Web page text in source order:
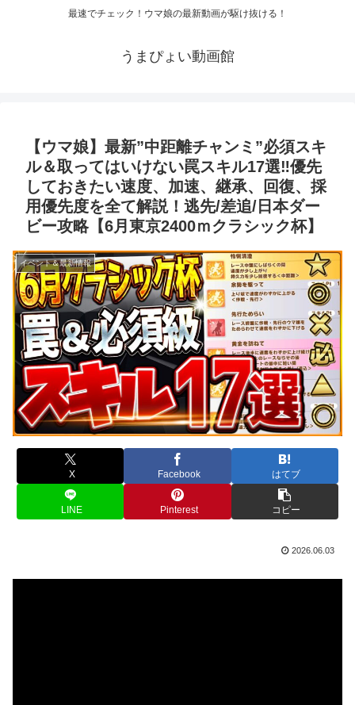
最速でチェック！ウマ娘の最新動画が駆け抜ける！
うまぴょい動画館
【ウマ娘】最新”中距離チャンミ”必須スキ
ル＆取ってはいけない罠スキル17選‼優先
しておきたい速度、加速、継承、回復、採
用優先度を全て解説！逃先/差追/日本ダー
ビー攻略【6月東京2400ｍクラシック杯】
イベント＆最新情報
X Facebook はてブ
LINE Pinterest コピー
2026.06.03